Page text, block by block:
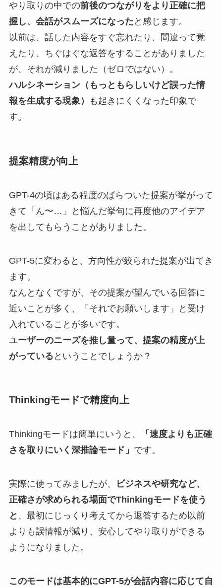
やり取りの中での前後のつながりをより正確に把
握し、会話がスムーズになった と感じます。
以前は、話した内容をすぐ忘れたり、間違って覚
えたり、ちぐはぐな返答をすることがありました
が、それが減りました（ゼロではない）。
ハルシネーション（もっともらしいけど誤った情
報を生成する現象）
も起きにくくなった印象で
す。
提案精度が向上
GPT-4の頃はある程度のばらついた提案が挙がって
きて「ん〜…」と悩んだ挙句に再度他のアイデア
を出してもらうことがありました。
GPT-5に変わると、方向性が絞られた提案が出てき
ます。
なんとなくですが、その提案が望んでいる回答に
近いことが多く、「それでお願いします」と受け
入れていることが多いです。
ユーザーのニーズを推し量って、提案の精度が上
がっている ということでしょうか？
Thinkingモードで精度向上
Thinkingモードは簡単にいうと、
「速度よりも正確
さを取りにいく深推論モード」 です。
実際に使ってみましたが、
ビジネスや研究など、
正確さが求められる場面でThinkingモードを使う
と 、最初にじっくり考えてから返答するため以前
よりも誤情報が減り、安心してやり取りができる
ようになりました。
このモードは基本的にGPT-5が会話内容に応じて自